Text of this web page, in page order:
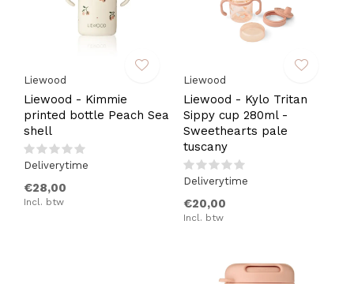
Liewood
Liewood - Kimmie
printed bottle Peach Sea
shell
Deliverytime
€28,00
Incl. btw
Liewood
Liewood - Kylo Tritan
Sippy cup 280ml -
Sweethearts pale
tuscany
Deliverytime
€20,00
Incl. btw